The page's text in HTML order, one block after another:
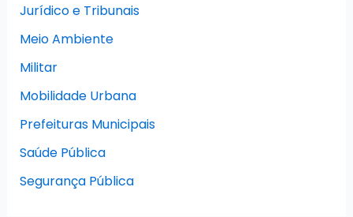
Jurídico e Tribunais
Meio Ambiente
Militar
Mobilidade Urbana
Prefeituras Municipais
Saúde Pública
Segurança Pública